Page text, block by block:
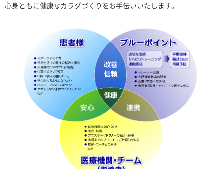
心身ともに健康なカラダづくりをお手伝いいたします。